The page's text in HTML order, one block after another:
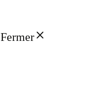
Fermer